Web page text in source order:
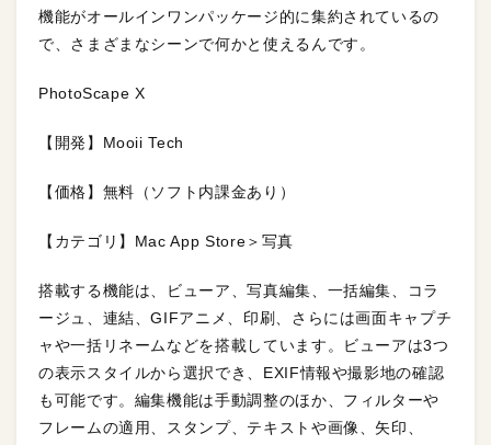
機能がオールインワンパッケージ的に集約されているの
で、さまざまなシーンで何かと使えるんです。
PhotoScape X
【開発】Mooii Tech
【価格】無料（ソフト内課金あり）
【カテゴリ】Mac App Store＞写真
搭載する機能は、ビューア、写真編集、一括編集、コラ
ージュ、連結、GIFアニメ、印刷、さらには画面キャプチ
ャや一括リネームなどを搭載しています。ビューアは3つ
の表示スタイルから選択でき、EXIF情報や撮影地の確認
も可能です。編集機能は手動調整のほか、フィルターや
フレームの適用、スタンプ、テキストや画像、矢印、